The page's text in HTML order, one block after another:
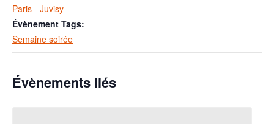
Paris - Juvisy
Évènement Tags:
Semaine soirée
Évènements liés